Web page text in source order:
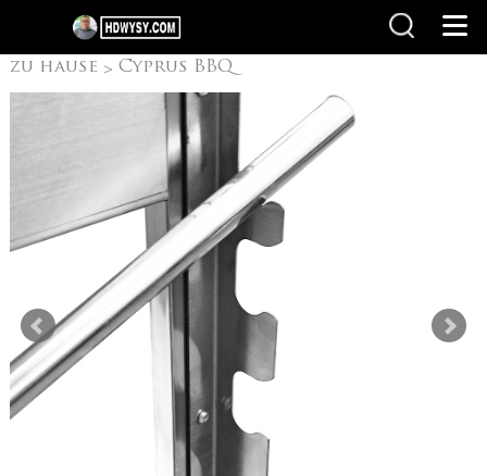
zu hause > Cyprus BBQ
Grill>Lift Zypern